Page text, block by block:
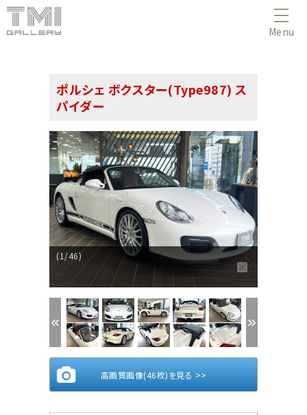
Menu
ポルシェ ボクスター(Type987) ス
パイダー
(1/46)
高画質画像(46枚)を見る >>